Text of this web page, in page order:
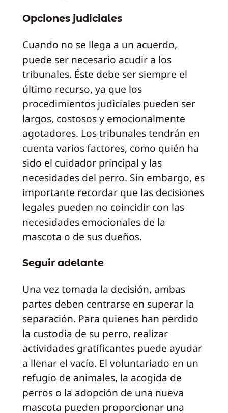
Opciones judiciales
Cuando no se llega a un acuerdo,
puede ser necesario acudir a los
tribunales. Éste debe ser siempre el
último recurso, ya que los
procedimientos judiciales pueden ser
largos, costosos y emocionalmente
agotadores. Los tribunales tendrán en
cuenta varios factores, como quién ha
sido el cuidador principal y las
necesidades del perro. Sin embargo, es
importante recordar que las decisiones
legales pueden no coincidir con las
necesidades emocionales de la
mascota o de sus dueños.
Seguir adelante
Una vez tomada la decisión, ambas
partes deben centrarse en superar la
separación. Para quienes han perdido
la custodia de su perro, realizar
actividades gratificantes puede ayudar
a llenar el vacío. El voluntariado en un
refugio de animales, la acogida de
perros o la adopción de una nueva
mascota pueden proporcionar una